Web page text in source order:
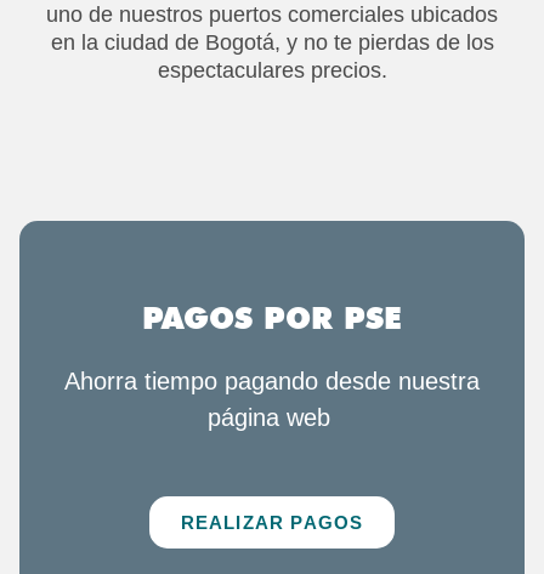
uno de nuestros puertos comerciales ubicados
en la ciudad de Bogotá, y no te pierdas de los
espectaculares precios.
PAGOS POR PSE
Ahorra tiempo pagando desde nuestra
página web
REALIZAR PAGOS